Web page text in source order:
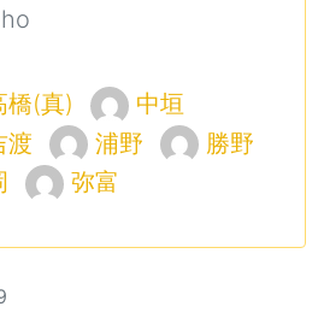
橋(真)
中垣
渡 浦野
勝野
弥富